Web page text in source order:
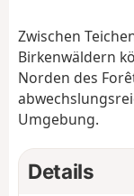
Zwischen
Birkenwäldern
Norden des
Umgebung.
Details